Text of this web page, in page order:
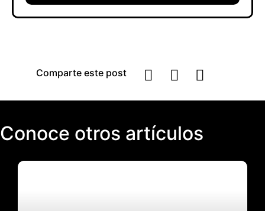
Comparte este post
Conoce otros artículos